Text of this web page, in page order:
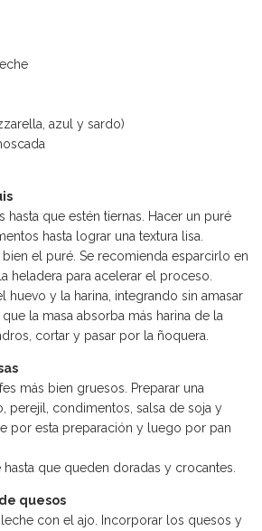
azul y sardo)
hasta que estén tiernas. Hacer un puré
hasta lograr una textura lisa.
el puré. Se recomienda esparcirlo en
heladera para acelerar el proceso.
huevo y la harina, integrando sin amasar
la masa absorba más harina de la
cortar y pasar por la ñoquera.
más bien gruesos. Preparar una
perejil, condimentos, salsa de soja y
por esta preparación y luego por pan
hasta que queden doradas y crocantes.
quesos
con el ajo. Incorporar los quesos y